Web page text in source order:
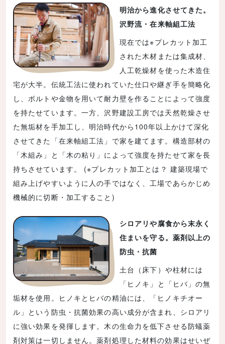
明治から進化させてきた。
沢野流・在来軸組工法
現在では※プレカット加工
された木材または集成材、
人工乾燥材を使った木造住
宅が大半。伝統工法に使われていた仕口や継ぎ手を簡略化
し、ボルトや金物を用いて耐力壁を作ることによって強度
を持たせています。一方、沢野建設工房では天然乾燥させ
た無垢材を手加工し、明治時代から100年以上かけて深化
させてきた「在来軸組工法」で家を建てます。構造部材の
「木組み」と「木の粘り」によって強度を持たせて家を長
持ちさせています。 (※プレカット加工とは？ 建築現場で
組み上げやすいように人の手ではなく、工場であらかじめ
機械的に切断・加工すること)
シロアリや腐食から末永く
住まいを守る。薬剤以上の
防虫・抗菌
土台（床下）や柱材には
「ヒノキ」と「ヒバ」の無
垢材を使用。ヒノキとヒバの精油には、「ヒノキチオー
ル」という防虫・抗菌効果の高い成分が含まれ、シロアリ
に強い効果を発揮します。木の生命力を低下させる防蟻薬
剤対策は一切しません。薬剤処理した材料の効果はせいぜ